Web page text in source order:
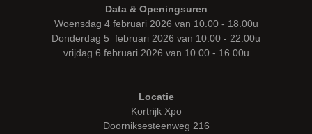
Data & Openingsuren
Woensdag 4 februari 2026 van 10.00 - 18.00u
Donderdag 5 februari 2026 van 10.00 - 22.00u
vrijdag 6 februari 2026 van 10.00 - 16.00u
Locatie
Kortrijk Xpo
Doorniksesteenweg 216